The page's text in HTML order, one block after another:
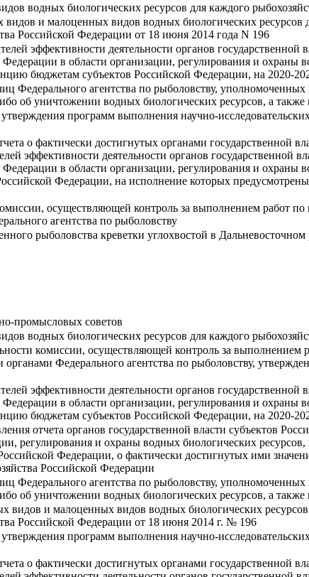
водных биологических ресурсов для каждого
и малоценных видов водных биологических ресурсов
Российской Федерации от 18 июня 2014 года N 196
эффективности деятельности органов государственной
в области организации, регулирования и охраны
бюджетам субъектов Российской Федерации, на 2020-
Федерального агентства по рыболовству,
об уничтожении водных биологических ресурсов, а
программ выполнения научно-
о фактически достигнутых органами государственной
эффективности деятельности органов государственной
в области организации, регулирования и охраны
Российской Федерации, на исполнение которых
осуществляющей контроль за выполнением работ
агентства по рыболовству
рыболовства креветки углохвостой в Дальневосточном
промысловых советов
водных биологических ресурсов для каждого
комиссии, осуществляющей контроль за выполнением
Федерального агентства по рыболовству,
эффективности деятельности органов государственной
в области организации, регулирования и охраны
бюджетам субъектов Российской Федерации, на 2020-
отчета органов государственной власти субъектов
регулирования и охраны водных биологических
Федерации, о фактически достигнутых ими
Российской Федерации
Федерального агентства по рыболовству,
об уничтожении водных биологических ресурсов, а
и малоценных видов водных биологических ресурсов
Российской Федерации от 18 июня 2014 г. № 196
программ выполнения научно-
о фактически достигнутых органами государственной